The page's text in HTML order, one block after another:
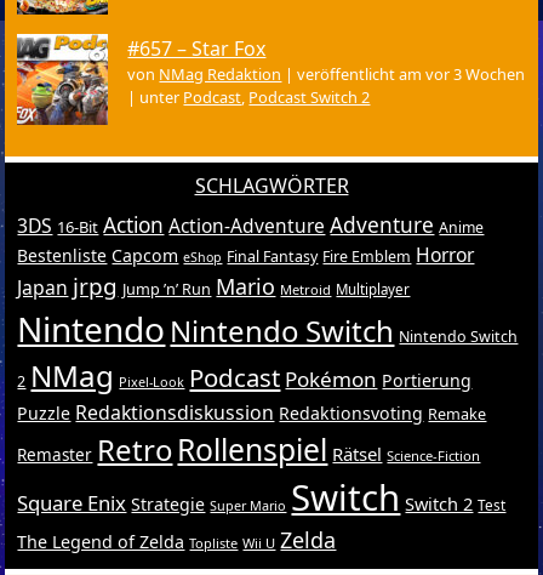
#657 – Star Fox
von NMag Redaktion |veröffentlicht am vor 3 Wochen
| unter Podcast, Podcast Switch 2
SCHLAGWÖRTER
3DS 16-Bit Action Action-Adventure Adventure Anime
Bestenliste Capcom eShop Final Fantasy Fire Emblem Horror
Japan jrpg Jump ’n’ Run Mario Metroid Multiplayer
Nintendo Nintendo Switch Nintendo Switch
2 NMag Pixel-Look Podcast Pokémon Portierung
Puzzle Redaktionsdiskussion Redaktionsvoting Remake
Remaster RetroRollenspiel Rätsel Science-Fiction
Square Enix Strategie Super Mario Switch Switch 2 Test
The Legend of Zelda Topliste Wii U Zelda